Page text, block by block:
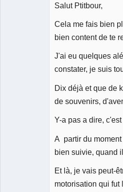
Salut Ptitbour,
Cela me fais bien
bien content de te
J'ai eu quelques
constater, je suis
Dix déjà et que de
de souvenirs,
Y-a pas a dire,
A partir du
bien suivie, quand
Et là, je vais peut-
motorisation qui fut